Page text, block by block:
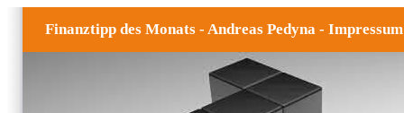
Finanztipp des Monats - Andreas Pedyna - Impressum